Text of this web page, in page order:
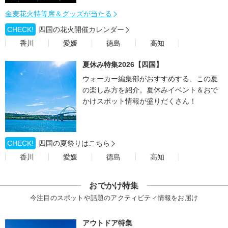
金麦花火特等席＆グッズが当たる
CHECK!
四国の花火開催カレンダー
香川
愛媛 徳島 高知
夏休み特集2026【四国】
ウォーカー編集部がおすすめする、この夏
の楽しみ方を紹介。夏休みイベント＆おで
かけスポット情報が盛りだくさん！
CHECK!
四国の夏祭りはこちら
香川
愛媛 徳島 高知
おでかけ特集
今注目のスポットや話題のアクティビティ情報をお届け
アウトドア特集